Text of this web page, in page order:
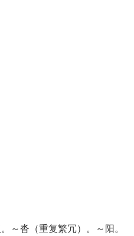
～沓（重复繁冗）。～阳。